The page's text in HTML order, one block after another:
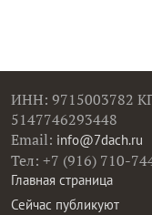
ИНН: 9715003782
5147746293448
Email: info@7dach.ru
Тел: +7 (916) 710-
Главная страница
Сейчас публикуют